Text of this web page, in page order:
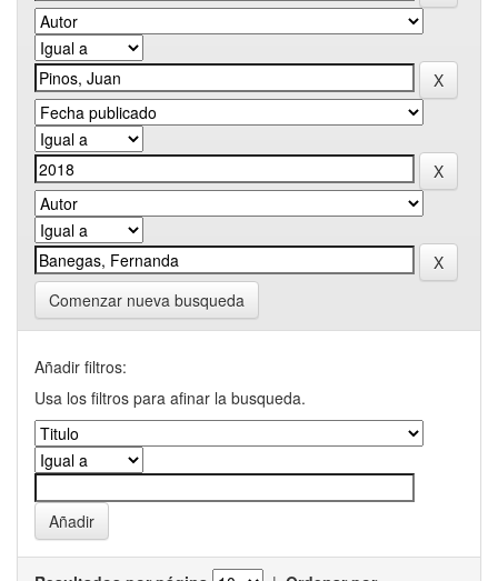
Comenzar nueva busqueda
Añadir filtros:
Usa los filtros para afinar la busqueda.